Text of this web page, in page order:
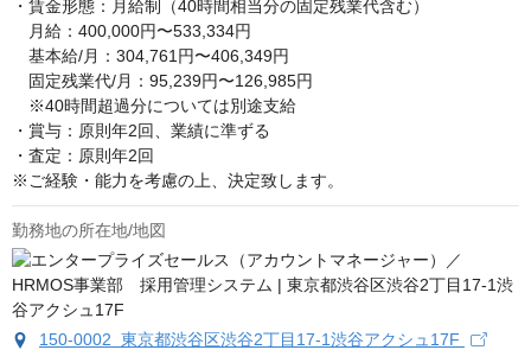
・賃金形態：月給制（40時間相当分の固定残業代含む）
月給：400,000円〜533,334円
基本給/月：304,761円〜406,349円
固定残業代/月：95,239円〜126,985円
※40時間超過分については別途支給
・賞与：原則年2回、業績に準ずる
・査定：原則年2回
※ご経験・能力を考慮の上、決定致します。
勤務地の所在地/地図
150-0002 東京都渋谷区渋谷2丁目17-1渋谷アクシュ17F